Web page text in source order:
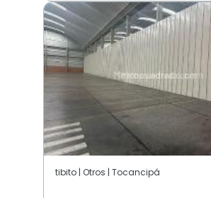
tibito | Otros | Tocancipá